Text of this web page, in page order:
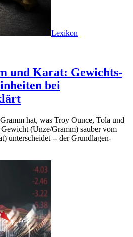
Lexikon
und Karat: Gewichts-
bei
hat, was Troy Ounce, Tola und
(Unze/Gramm) sauber vom
unterscheidet -- der Grundlagen-